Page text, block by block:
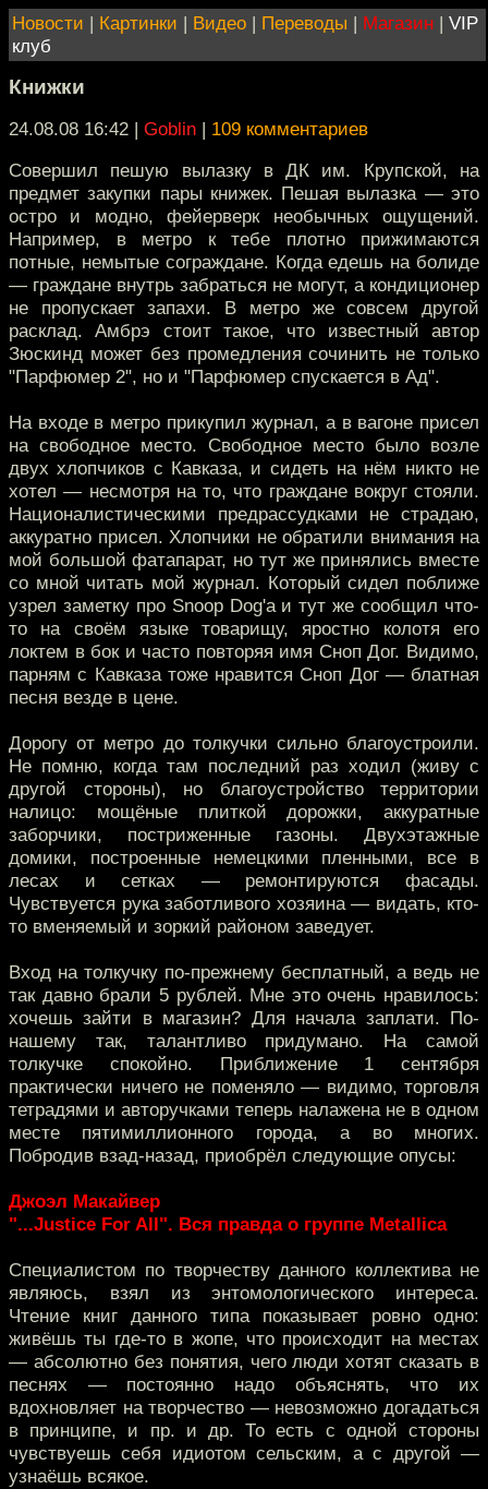
Новости | Картинки | Видео | Переводы | Магазин | VIP
клуб
Книжки
24.08.08 16:42 | Goblin | 109 комментариев
Совершил пешую вылазку в ДК им. Крупской, на
предмет закупки пары книжек. Пешая вылазка — это
остро и модно, фейерверк необычных ощущений.
Например, в метро к тебе плотно прижимаются
потные, немытые сограждане. Когда едешь на болиде
— граждане внутрь забраться не могут, а кондиционер
не пропускает запахи. В метро же совсем другой
расклад. Амбрэ стоит такое, что известный автор
Зюскинд может без промедления сочинить не только
"Парфюмер 2", но и "Парфюмер спускается в Ад".
На входе в метро прикупил журнал, а в вагоне присел
на свободное место. Свободное место было возле
двух хлопчиков с Кавказа, и сидеть на нём никто не
хотел — несмотря на то, что граждане вокруг стояли.
Националистическими предрассудками не страдаю,
аккуратно присел. Хлопчики не обратили внимания на
мой большой фатапарат, но тут же принялись вместе
со мной читать мой журнал. Который сидел поближе
узрел заметку про Snoop Dog'a и тут же сообщил что-
то на своём языке товарищу, яростно колотя его
локтем в бок и часто повторяя имя Сноп Дог. Видимо,
парням с Кавказа тоже нравится Сноп Дог — блатная
песня везде в цене.
Дорогу от метро до толкучки сильно благоустроили.
Не помню, когда там последний раз ходил (живу с
другой стороны), но благоустройство территории
налицо: мощёные плиткой дорожки, аккуратные
заборчики, постриженные газоны. Двухэтажные
домики, построенные немецкими пленными, все в
лесах и сетках — ремонтируются фасады.
Чувствуется рука заботливого хозяина — видать, кто-
то вменяемый и зоркий районом заведует.
Вход на толкучку по-прежнему бесплатный, а ведь не
так давно брали 5 рублей. Мне это очень нравилось:
хочешь зайти в магазин? Для начала заплати. По-
нашему так, талантливо придумано. На самой
толкучке спокойно. Приближение 1 сентября
практически ничего не поменяло — видимо, торговля
тетрадями и авторучками теперь налажена не в одном
месте пятимиллионного города, а во многих.
Побродив взад-назад, приобрёл следующие опусы:
Джоэл Макайвер
"...Justice For All". Вся правда о группе Мetallica
Специалистом по творчеству данного коллектива не
являюсь, взял из энтомологического интереса.
Чтение книг данного типа показывает ровно одно:
живёшь ты где-то в жопе, что происходит на местах
— абсолютно без понятия, чего люди хотят сказать в
песнях — постоянно надо объяснять, что их
вдохновляет на творчество — невозможно догадаться
в принципе, и пр. и др. То есть с одной стороны
чувствуешь себя идиотом сельским, а с другой —
узнаёшь всякое.